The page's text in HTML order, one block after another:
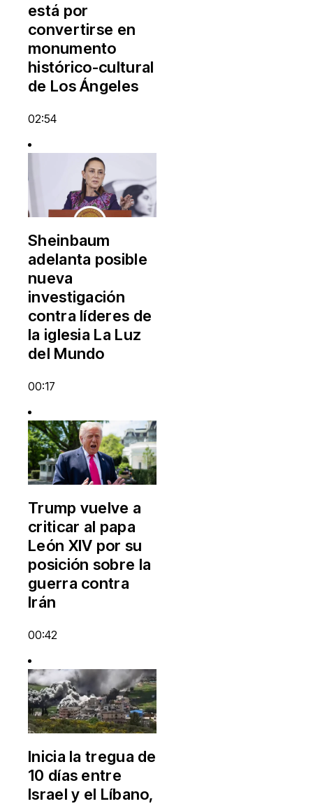
está por
convertirse en
monumento
histórico-cultural
de Los Ángeles
02:54
Sheinbaum
adelanta posible
nueva
investigación
contra líderes de
la iglesia La Luz
del Mundo
00:17
Trump vuelve a
criticar al papa
León XIV por su
posición sobre la
guerra contra
Irán
00:42
Inicia la tregua de
10 días entre
Israel y el Líbano,